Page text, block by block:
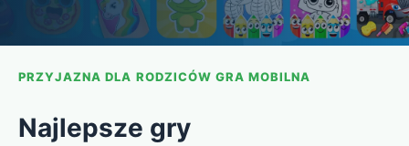
PRZYJAZNA DLA RODZICÓW GRA MOBILNA
Najlepsze gry